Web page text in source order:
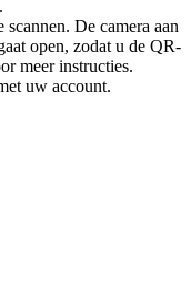
De camera aan
open, zodat u de QR-
meer instructies.
uw account.